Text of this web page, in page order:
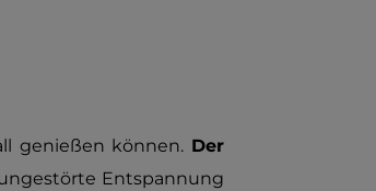
genießen können. Der
Entspannung